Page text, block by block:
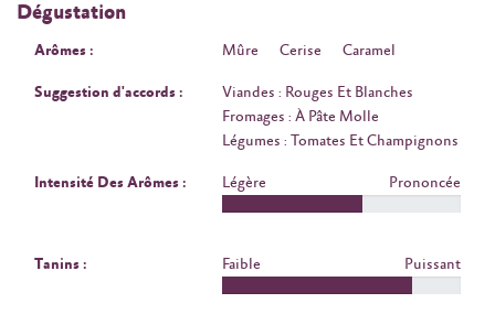
Dégustation
Arômes : Mûre Cerise Caramel
Suggestion d'accords :
Viandes : Rouges Et Blanches
Fromages : À Pâte Molle
Légumes : Tomates Et Champignons
Intensité Des Arômes : Légère Prononcée
Tanins : Faible Puissant